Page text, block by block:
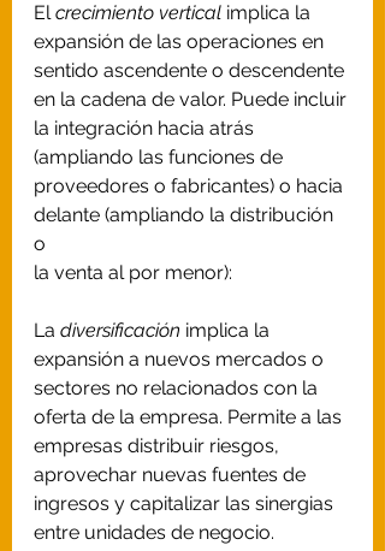
El crecimiento vertical implica la
expansión de las operaciones en
sentido ascendente o descendente
en la cadena de valor. Puede incluir
la integración hacia atrás
(ampliando las funciones de
proveedores o fabricantes) o hacia
delante (ampliando la distribución
o
la venta al por menor):
La diversificación implica la
expansión a nuevos mercados o
sectores no relacionados con la
oferta de la empresa. Permite a las
empresas distribuir riesgos,
aprovechar nuevas fuentes de
ingresos y capitalizar las sinergias
entre unidades de negocio.